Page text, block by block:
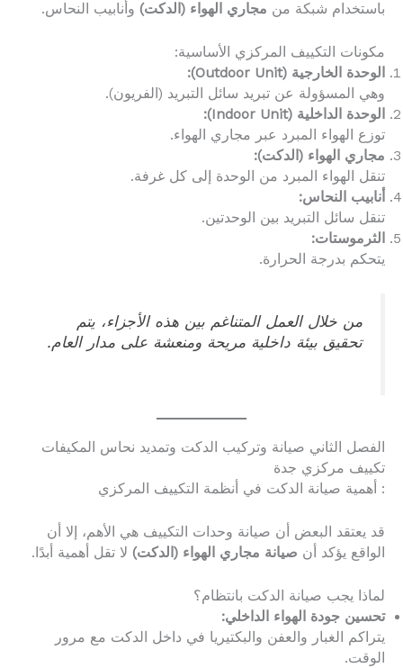
باستخدام شبكة من مجاري الهواء (الدكت) وأنابيب النحاس.
مكونات التكييف المركزي الأساسية:
الوحدة الخارجية (Outdoor Unit):
وهي المسؤولة عن تبريد سائل التبريد (الفريون).
الوحدة الداخلية (Indoor Unit):
توزع الهواء المبرد عبر مجاري الهواء.
مجاري الهواء (الدكت):
تنقل الهواء المبرد من الوحدة إلى كل غرفة.
أنابيب النحاس:
تنقل سائل التبريد بين الوحدتين.
الثرموستات:
يتحكم بدرجة الحرارة.
من خلال العمل المتناغم بين هذه الأجزاء، يتم
تحقيق بيئة داخلية مريحة ومنعشة على مدار العام.
الفصل الثاني صيانة وتركيب الدكت وتمديد نحاس المكيفات
تكييف مركزي جدة
: أهمية صيانة الدكت في أنظمة التكييف المركزي
قد يعتقد البعض أن صيانة وحدات التكييف هي الأهم، إلا أن
الواقع يؤكد أن صيانة مجاري الهواء (الدكت) لا تقل أهمية أبدًا.
لماذا يجب صيانة الدكت بانتظام؟
تحسين جودة الهواء الداخلي:
يتراكم الغبار والعفن والبكتيريا في داخل الدكت مع مرور
الوقت.